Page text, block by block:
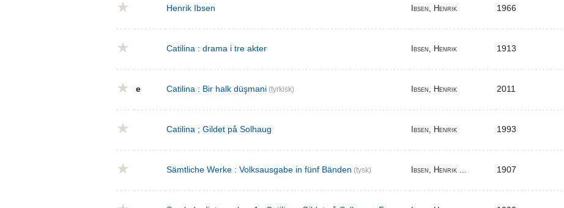
Henrik Ibsen Ibsen, Henrik 1966
Catilina : drama i tre akter Ibsen, Henrik 1913
e Catilina : Bir halk düşmani (tyrkisk) Ibsen, Henrik 2011
Catilina ; Gildet på Solhaug Ibsen, Henrik 1993
Sämtliche Werke : Volksausgabe in fünf Bänden (tysk) Ibsen, Henrik ... 1907